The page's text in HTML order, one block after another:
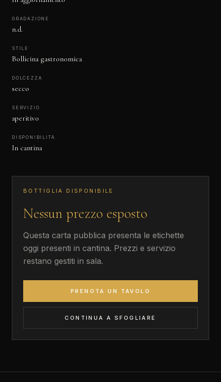
GRADAZIONE
n.d.
STILE
Bollicina gastronomica
DOLCEZZA
secco
SERVIZIO
aperitivo
DISPONIBILITÀ
In cantina
BOTTIGLIA DISPONIBILE
Nessun prezzo esposto
Questa carta pubblica presenta le etichette
oggi presenti in cantina. Prezzi e servizio
restano gestiti in sala.
PRENOTA UN TAVOLO
CONTINUA A SFOGLIARE